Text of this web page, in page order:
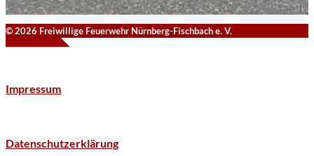
© 2026 Freiwillige Feuerwehr Nürnberg-Fischbach e. V.
Impressum
Datenschutzerklärung